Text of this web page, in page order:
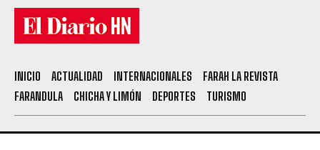
INICIO ACTUALIDAD INTERNACIONALES
FARAH LA REVISTA
FARANDULA
CHICHA Y LIMÓN DEPORTES TURISMO